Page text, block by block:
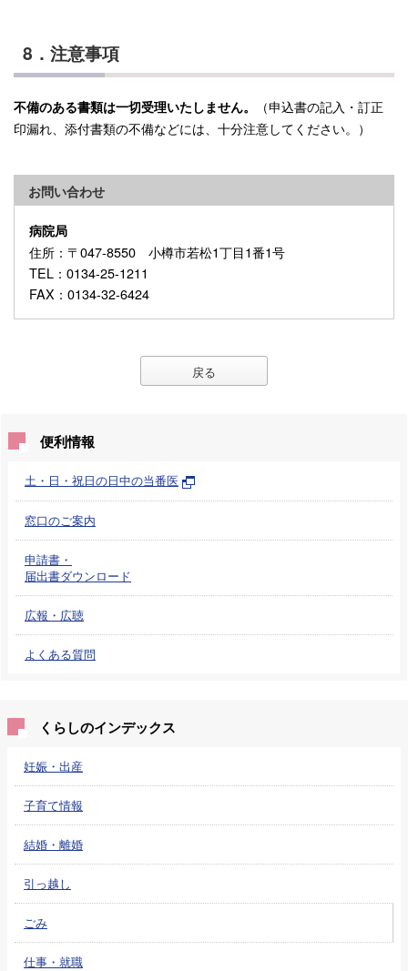
8．注意事項
不備のある書類は一切受理いたしません。
（申込書の記入・訂正
印漏れ、添付書類の不備などには、十分注意してください。）
お問い合わせ
病院局
住所 ：〒047-8550 小樽市若松1丁目1番1号
TEL ：0134-25-1211
FAX ：0134-32-6424
戻る
便利情報
土・日・祝日の日中の当番医
窓口のご案内
申請書・
届出書ダウンロード
広報・広聴
よくある質問
くらしのインデックス
妊娠・出産
子育て情報
結婚・離婚
引っ越し
ごみ
仕事・就職